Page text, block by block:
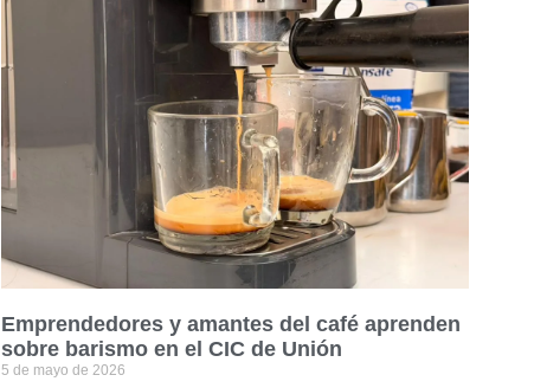
Emprendedores y amantes del café aprenden
sobre barismo en el CIC de Unión
5 de mayo de 2026